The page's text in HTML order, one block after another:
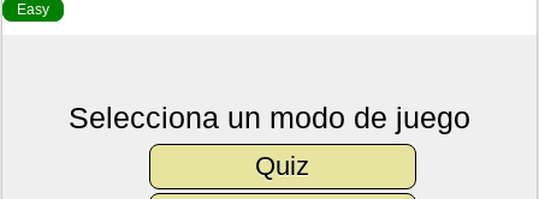
Easy
Selecciona un modo de juego
Quiz